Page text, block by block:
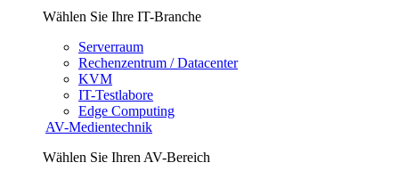
Wählen Sie Ihre IT-Branche
Serverraum
Rechenzentrum / Datacenter
KVM
IT-Testlabore
Edge Computing
AV-Medientechnik
Wählen Sie Ihren AV-Bereich